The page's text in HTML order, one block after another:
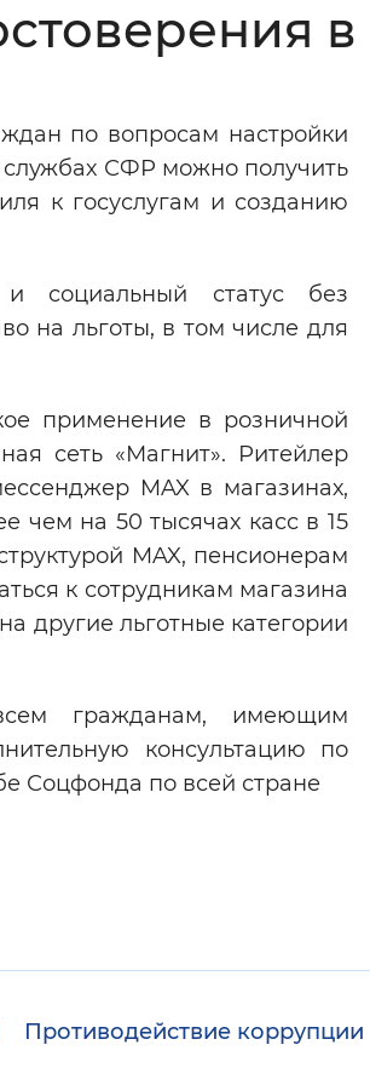
Синий фон
в
по вопросам настройки
службах СФР можно получить
к госуслугам и созданию
и социальный статус без
на льготы, в том числе для
применение в розничной
сеть «Магнит». Ритейлер
MAX в магазинах,
чем на 50 тысячах касс в 15
MAX, пенсионерам
к сотрудникам магазина
другие льготные категории
гражданам, имеющим
консультацию по
Соцфонда по всей стране
Противодействие коррупции